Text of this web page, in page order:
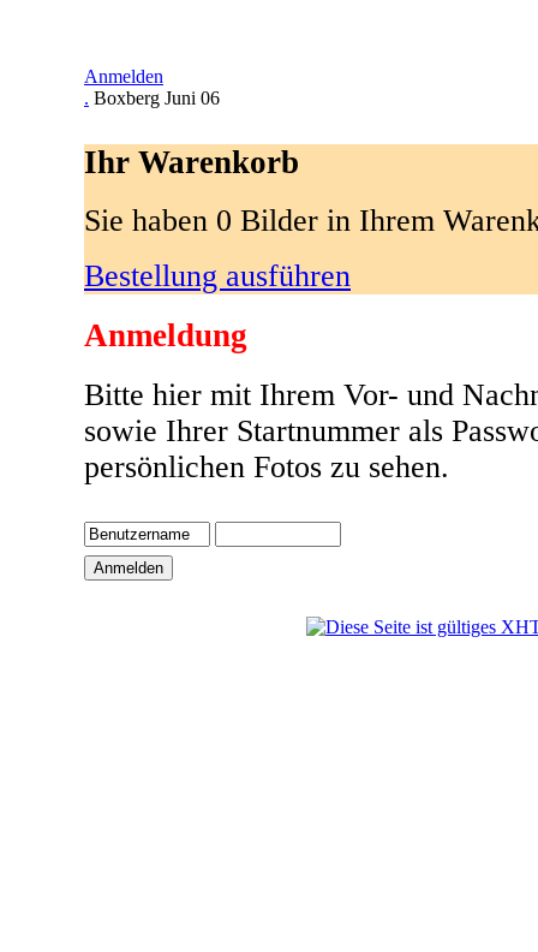
Anmelden
. Boxberg Juni 06
Ihr Warenkorb
Sie haben 0 Bilder in Ihrem
Bestellung ausführen
Anmeldung
Bitte hier mit Ihrem Vor- und
sowie Ihrer Startnummer als
persönlichen Fotos zu sehen.